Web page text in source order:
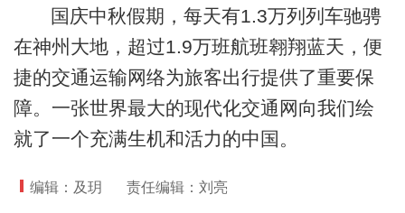
国庆中秋假期，每天有1.3万列列车驰骋
在神州大地，超过1.9万班航班翱翔蓝天，便
捷的交通运输网络为旅客出行提供了重要保
障。一张世界最大的现代化交通网向我们绘
就了一个充满生机和活力的中国。
编辑：及玥 责任编辑：刘亮